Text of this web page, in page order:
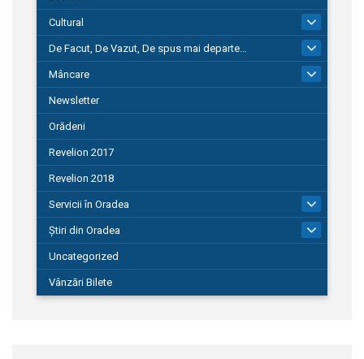
Cultural
De Facut, De Vazut, De spus mai departe…
580
Mâncare
Newsletter
Orădeni
Revelion 2017
Revelion 2018
Servicii în Oradea
Știri din Oradea
Uncategorized
Vânzări Bilete